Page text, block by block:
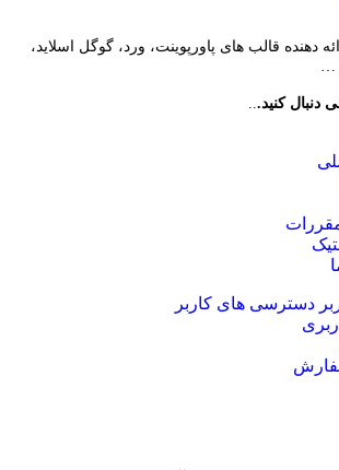
دهنده قالب های پاورپوینت، ورد، گوگل اسلاید،
…
دنبال کنید...
دسترسی های کاربر